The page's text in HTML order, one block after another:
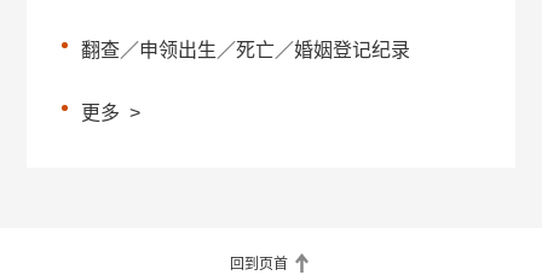
翻查／申领出生／死亡／婚姻登记纪录
更多 >
回到页首